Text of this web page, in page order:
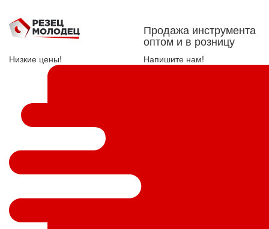
Продажа инструмента
оптом и в розницу
Низкие цены! Напишите нам!